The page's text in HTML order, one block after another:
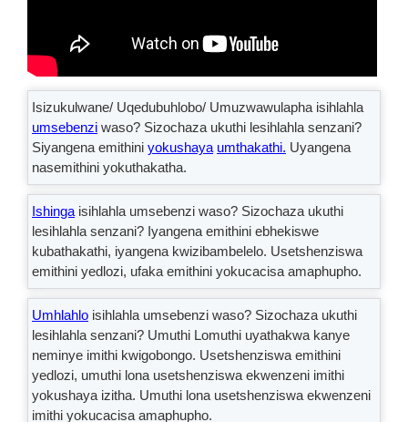
Isizukulwane/ Uqedubuhlobo/ Umuzwawulapha isihlahla
umsebenzi waso? Sizochaza ukuthi lesihlahla senzani?
Siyangena emithini yokushaya umthakathi. Uyangena
nasemithini yokuthakatha.
Ishinga isihlahla umsebenzi waso? Sizochaza ukuthi
lesihlahla senzani? Iyangena emithini ebhekiswe
kubathakathi, iyangena kwizibambelelo. Usetshenziswa
emithini yedlozi, ufaka emithini yokucacisa amaphupho.
Umhlahlo isihlahla umsebenzi waso? Sizochaza ukuthi
lesihlahla senzani? Umuthi Lomuthi uyathakwa kanye
neminye imithi kwigobongo. Usetshenziswa emithini
yedlozi, umuthi lona usetshenziswa ekwenzeni imithi
yokushaya izitha. Umuthi lona usetshenziswa ekwenzeni
imithi yokucacisa amaphupho.